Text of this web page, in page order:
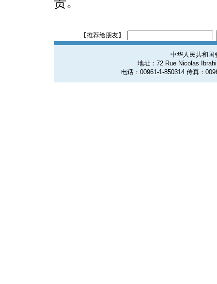
【推荐给朋友】
中华人民共和国
地址：72 Rue Nicolas
电话：00961-1-850314 传真：